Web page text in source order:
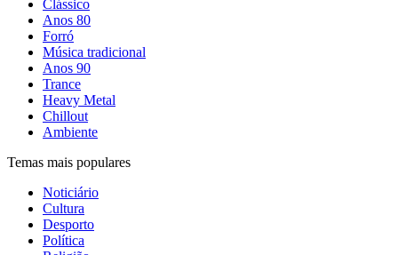
Clássico
Anos 80
Forró
Música tradicional
Anos 90
Trance
Heavy Metal
Chillout
Ambiente
Temas mais populares
Noticiário
Cultura
Desporto
Política